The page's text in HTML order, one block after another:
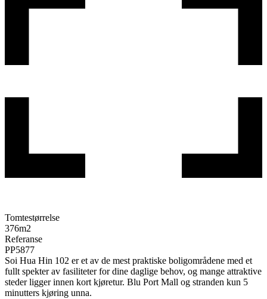
Tomtestørrelse
376m2
Referanse
PP5877
Soi Hua Hin 102 er et av de mest praktiske boligområdene med et
fullt spekter av fasiliteter for dine daglige behov, og mange attraktive
steder ligger innen kort kjøretur. Blu Port Mall og stranden kun 5
minutters kjøring unna.